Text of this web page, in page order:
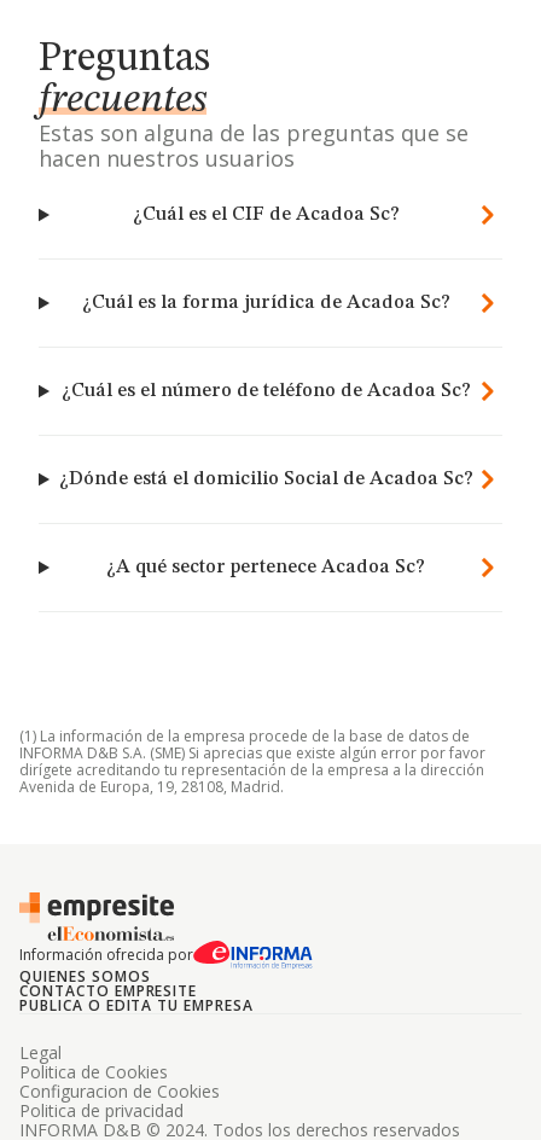
Preguntas
frecuentes
Estas son alguna de las preguntas que se
hacen nuestros usuarios
¿Cuál es el CIF de Acadoa Sc?
¿Cuál es la forma jurídica de Acadoa Sc?
¿Cuál es el número de teléfono de Acadoa Sc?
¿Dónde está el domicilio Social de Acadoa Sc?
¿A qué sector pertenece Acadoa Sc?
(1) La información de la empresa procede de la base de datos de
INFORMA D&B S.A. (SME) Si aprecias que existe algún error por favor
dirígete acreditando tu representación de la empresa a la dirección
Avenida de Europa, 19, 28108, Madrid.
Información ofrecida por
QUIENES SOMOS
CONTACTO EMPRESITE
PUBLICA O EDITA TU EMPRESA
INFORMA D&B © 2024. Todos los derechos reservados
Legal
Politica de Cookies
Configuracion de Cookies
Politica de privacidad